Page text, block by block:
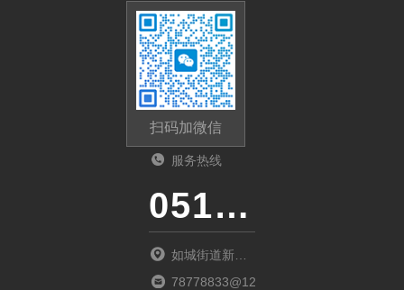
扫码加微信
服务热线
0513-87510026
如城街道新北
商城D1幢02室
78778833@126.com